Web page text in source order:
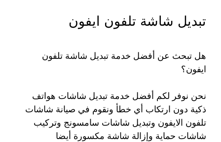
تبديل شاشة تلفون ايفون
هل تبحث عن أفضل خدمة تبديل شاشة تلفون
ايفون؟
نحن نوفر لكم أفضل خدمة تبديل شاشات هواتف
ذكية دون ارتكاب أي خطأ ونقوم في صيانة شاشات
تلفون الايفون وتبديل شاشات سامسونج وتركيب
شاشات حماية وإزالة شاشة مكسورة أيضا